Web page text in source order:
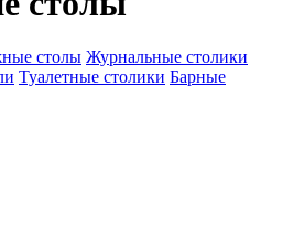
столы Журнальные столики
Туалетные столики Барные